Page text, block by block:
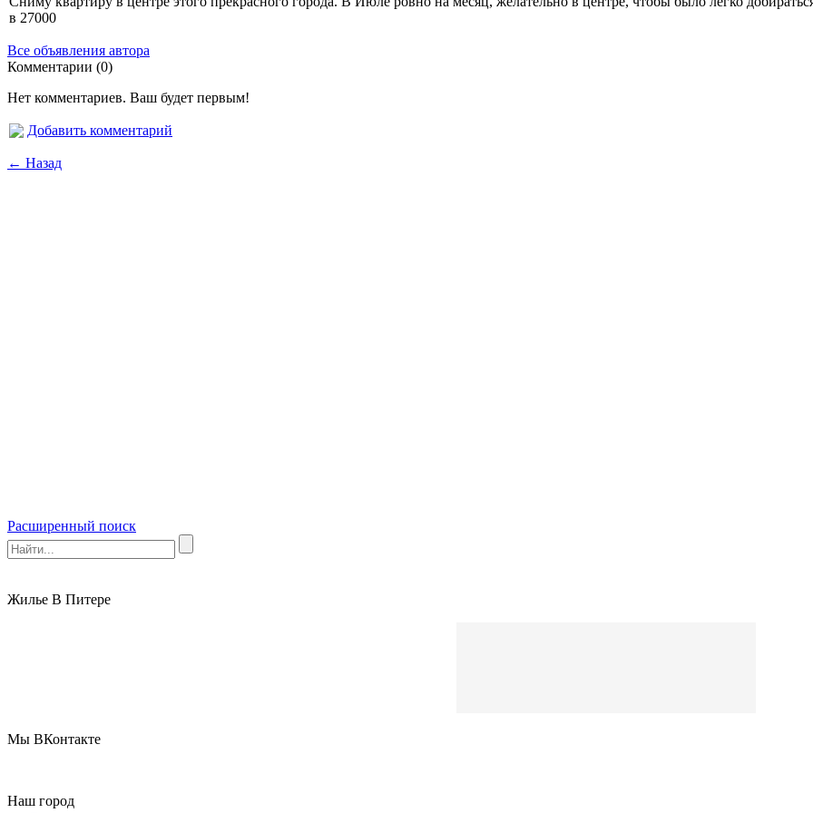
в 27000
Все объявления автора
Комментарии (0)
Нет комментариев. Ваш будет первым!
Добавить комментарий
← Назад
Расширенный поиск
Жилье В Питере
Мы ВКонтакте
Наш город